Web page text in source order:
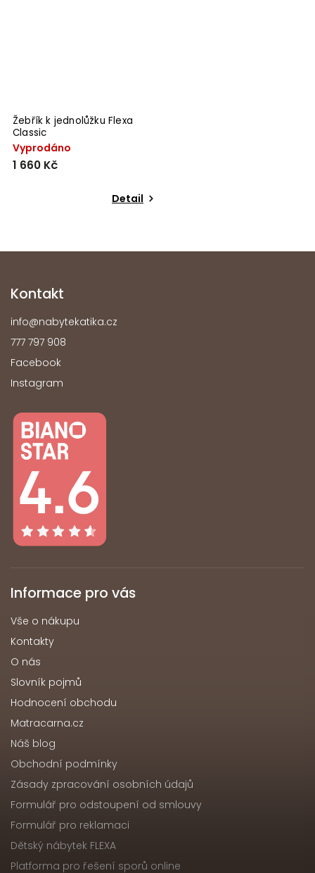
Žebřík k jednolůžku Flexa
Classic
Vyprodáno
1 660 Kč
Detail
Kontakt
info@nabytekatika.cz
777 797 908
Facebook
Instagram
Informace pro vás
Vše o nákupu
Kontakty
O nás
Slovník pojmů
Hodnocení obchodu
Matracarna.cz
Náš blog
Obchodní podmínky
Zásady zpracování osobních údajů
Formulář pro odstoupení od smlouvy
Formulář pro reklamaci
Dětský nábytek FLEXA
Platforma pro řešení sporů online